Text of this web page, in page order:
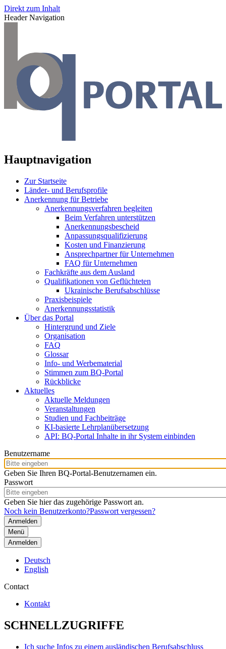
Direkt zum Inhalt
Header Navigation
Hauptnavigation
Zur Startseite
Länder- und Berufsprofile
Anerkennung für Betriebe
Anerkennungsverfahren begleiten
Beim Verfahren unterstützen
Anerkennungsbescheid
Anpassungsqualifizierung
Kosten und Finanzierung
Ansprechpartner für Unternehmen
FAQ für Unternehmen
Fachkräfte aus dem Ausland
Qualifikationen von Geflüchteten
Ukrainische Berufsabschlüsse
Praxisbeispiele
Anerkennungsstatistik
Über das Portal
Hintergrund und Ziele
Organisation
FAQ
Glossar
Info- und Werbematerial
Stimmen zum BQ-Portal
Rückblicke
Aktuelles
Aktuelle Meldungen
Veranstaltungen
Studien und Fachbeiträge
KI-basierte Lehrplanübersetzung
API: BQ-Portal Inhalte in ihr System einbinden
Benutzername
Geben Sie Ihren BQ-Portal-Benutzernamen ein.
Passwort
Geben Sie hier das zugehörige Passwort an.
Noch kein Benutzerkonto?Passwort vergessen?
Menü
Anmelden
Deutsch
English
Contact
Kontakt
SCHNELLZUGRIFFE
Ich suche Infos zu einem ausländischen Berufsabschluss